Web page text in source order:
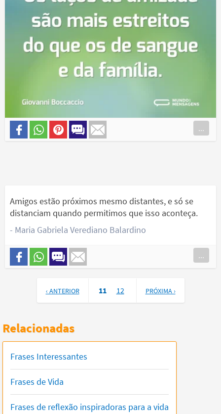
...
Amigos estão próximos mesmo distantes, e só se
distanciam quando permitimos que isso aconteça.
- Maria Gabriela Verediano Balardino
...
‹ ANTERIOR 11 12 PRÓXIMA ›
Relacionadas
Frases Interessantes
Frases de Vida
Frases de reflexão inspiradoras para a vida